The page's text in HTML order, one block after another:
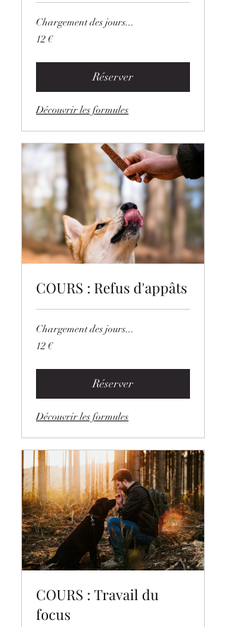
Chargement des jours...
12
euros
12 €
Réserver
Découvrir les formules
COURS : Refus d'appâts
Chargement des jours...
12
euros
12 €
Réserver
Découvrir les formules
COURS : Travail du
focus